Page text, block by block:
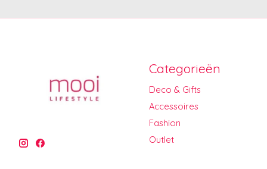
Categorieën
Deco & Gifts
Accessoires
Fashion
Outlet